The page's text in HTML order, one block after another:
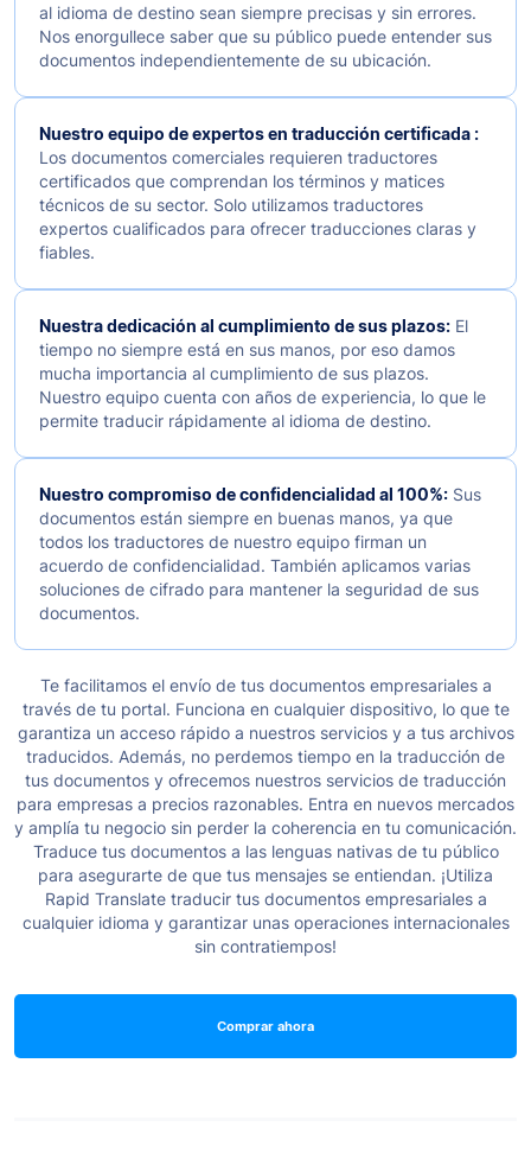
al idioma de destino sean siempre precisas y sin errores.
Nos enorgullece saber que su público puede entender sus
documentos independientemente de su ubicación.
Nuestro equipo de expertos en traducción certificada :
Los documentos comerciales requieren traductores
certificados que comprendan los términos y matices
técnicos de su sector. Solo utilizamos traductores
expertos cualificados para ofrecer traducciones claras y
fiables.
Nuestra dedicación al cumplimiento de sus plazos: El
tiempo no siempre está en sus manos, por eso damos
mucha importancia al cumplimiento de sus plazos.
Nuestro equipo cuenta con años de experiencia, lo que le
permite traducir rápidamente al idioma de destino.
Nuestro compromiso de confidencialidad al 100%: Sus
documentos están siempre en buenas manos, ya que
todos los traductores de nuestro equipo firman un
acuerdo de confidencialidad. También aplicamos varias
soluciones de cifrado para mantener la seguridad de sus
documentos.
Te facilitamos el envío de tus documentos empresariales a
través de tu portal. Funciona en cualquier dispositivo, lo que te
garantiza un acceso rápido a nuestros servicios y a tus archivos
traducidos. Además, no perdemos tiempo en la traducción de
tus documentos y ofrecemos nuestros servicios de traducción
para empresas a precios razonables. Entra en nuevos mercados
y amplía tu negocio sin perder la coherencia en tu comunicación.
Traduce tus documentos a las lenguas nativas de tu público
para asegurarte de que tus mensajes se entiendan. ¡Utiliza
Rapid Translate traducir tus documentos empresariales a
cualquier idioma y garantizar unas operaciones internacionales
sin contratiempos!
Comprar ahora